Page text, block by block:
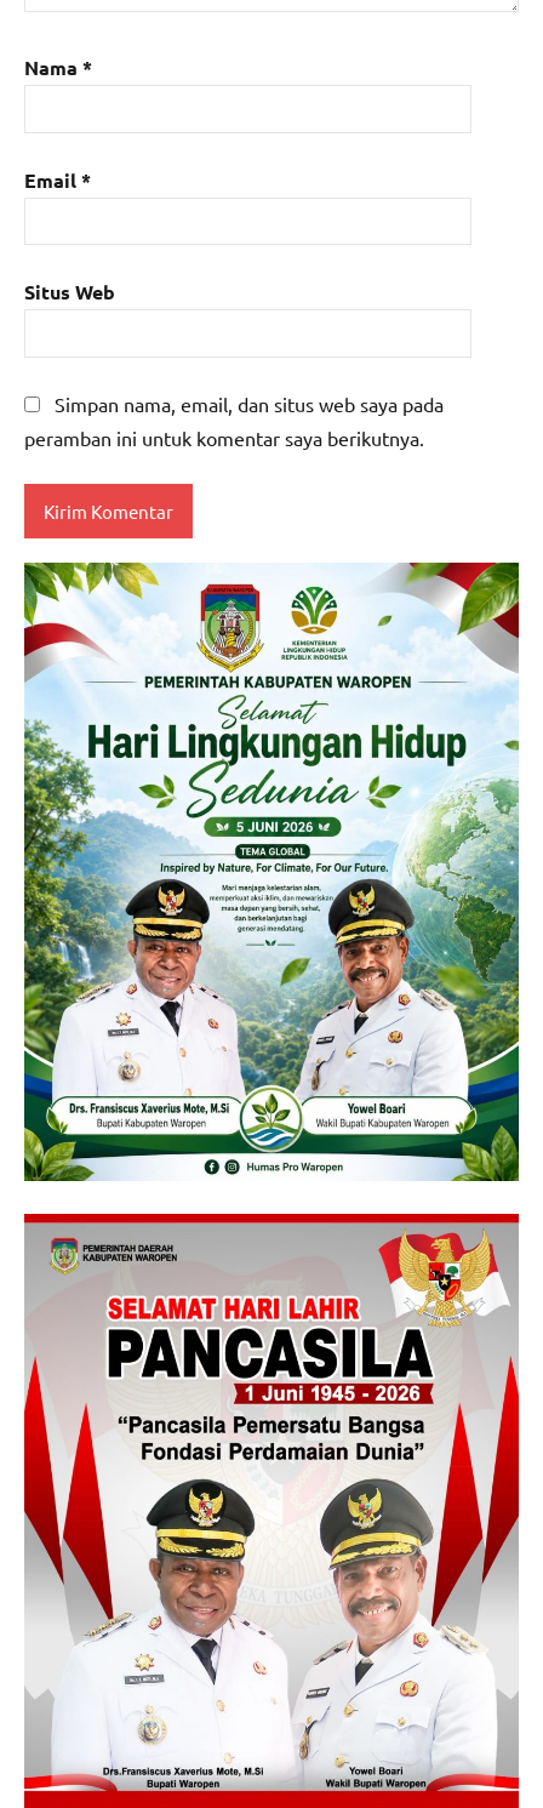
Nama *
Email*
Situs Web
Simpan nama, email, dan situs web saya pada
peramban ini untuk komentar saya berikutnya.